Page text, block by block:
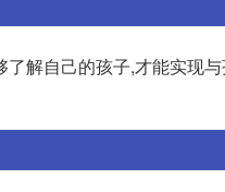
解自己的孩子,才能实现